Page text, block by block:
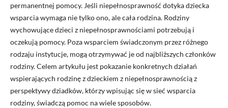
permanentnej pomocy. Jeśli niepełnosprawność dotyka dziecka
wsparcia wymaga nie tylko ono, ale cała rodzina. Rodziny
wychowujące dzieci z niepełnosprawnościami potrzebują i
oczekują pomocy. Poza wsparciem świadczonym przez różnego
rodzaju instytucje, mogą otrzymywać je od najbliższych członków
rodziny. Celem artykułu jest pokazanie konkretnych działań
wspierających rodzinę z dzieckiem z niepełnosprawnością z
perspektywy dziadków, którzy wpisując się w sieć wsparcia
rodziny, świadczą pomoc na wiele sposobów.